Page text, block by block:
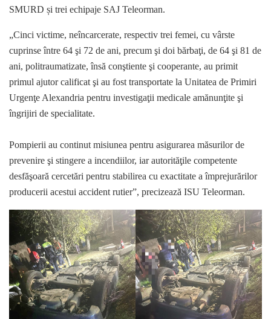
SMURD și trei echipaje SAJ Teleorman.
„Cinci victime, neîncarcerate, respectiv trei femei, cu vârste
cuprinse între 64 şi 72 de ani, precum şi doi bărbaţi, de 64 şi 81 de
ani, politraumatizate, însă conştiente şi cooperante, au primit
primul ajutor calificat şi au fost transportate la Unitatea de Primiri
Urgenţe Alexandria pentru investigaţii medicale amănunţite şi
îngrijiri de specialitate.
Pompierii au continut misiunea pentru asigurarea măsurilor de
prevenire şi stingere a incendiilor, iar autorităţile competente
desfăşoară cercetări pentru stabilirea cu exactitate a împrejurărilor
producerii acestui accident rutier”, precizează ISU Teleorman.